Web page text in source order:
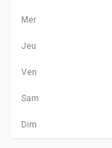
Mer
Jeu
Ven
Sam
Dim